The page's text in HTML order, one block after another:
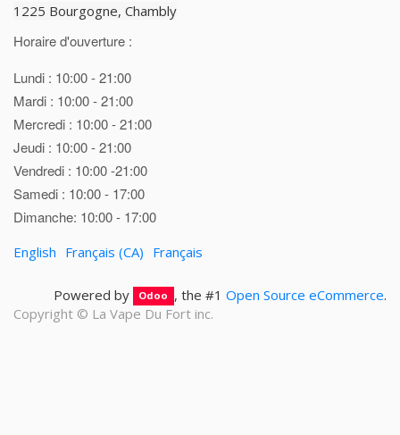
1225 Bourgogne, Chambly
Horaire d'ouverture :
Lundi : 10:00 - 21:00
Mardi : 10:00 - 21:00
Mercredi : 10:00 - 21:00
Jeudi : 10:00 - 21:00
Vendredi : 10:00 -21:00
Samedi : 10:00 - 17:00
Dimanche: 10:00 - 17:00
English Français (CA) Français
Powered by Odoo , the #1 Open Source eCommerce.
Copyright © La Vape Du Fort inc.